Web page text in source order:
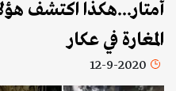
أمتار...هكذا اكتشف
المغارة في عكار
12-9-2020